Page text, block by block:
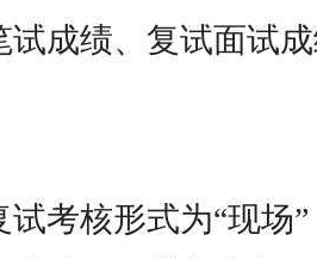
试成绩、复试面试
试考核形式为“现场